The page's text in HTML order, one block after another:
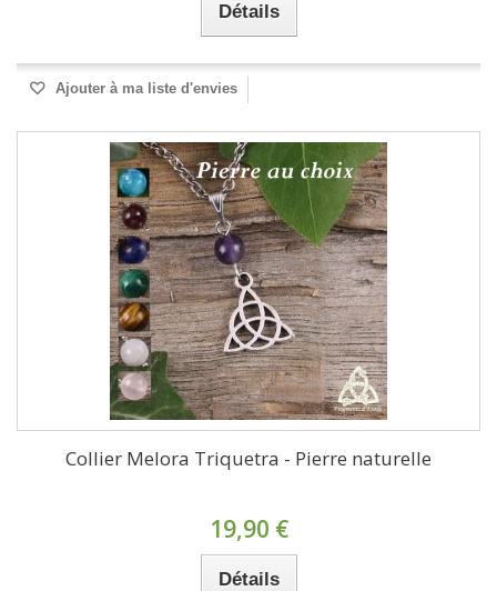
Détails
Ajouter à ma liste d'envies
Collier Melora Triquetra - Pierre naturelle
19,90 €
Détails